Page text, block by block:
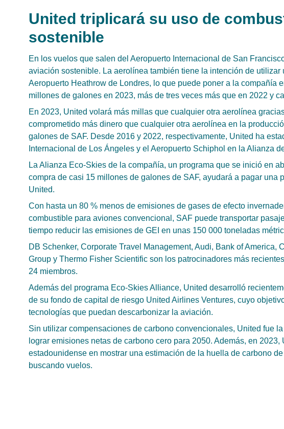
United triplicará su uso de
sostenible
En los vuelos que salen del Aeropuerto Internacional de San
aviación sostenible. La aerolínea también tiene la intención de utilizar
Aeropuerto Heathrow de Londres, lo que puede poner a la compañía
millones de galones en 2023, más de tres veces más que en 2022 y
En 2023, United volará más millas que cualquier otra aerolínea
comprometido más dinero que cualquier otra aerolínea en la
galones de SAF. Desde 2016 y 2022, respectivamente, United ha
Internacional de Los Ángeles y el Aeropuerto Schiphol en la Alianza
La Alianza Eco-Skies de la compañía, un programa que se inició en
compra de casi 15 millones de galones de SAF, ayudará a pagar una
United.
Con hasta un 80 % menos de emisiones de gases de efecto
combustible para aviones convencional, SAF puede transportar
tiempo reducir las emisiones de GEI en unas 150 000 toneladas
DB Schenker, Corporate Travel Management, Audi, Bank of America,
Group y Thermo Fisher Scientific son los patrocinadores más
24 miembros.
Además del programa Eco-Skies Alliance, United desarrolló
de su fondo de capital de riesgo United Airlines Ventures, cuyo
tecnologías que puedan descarbonizar la aviación.
Sin utilizar compensaciones de carbono convencionales, United fue
lograr emisiones netas de carbono cero para 2050. Además, en
estadounidense en mostrar una estimación de la huella de carbono
buscando vuelos.